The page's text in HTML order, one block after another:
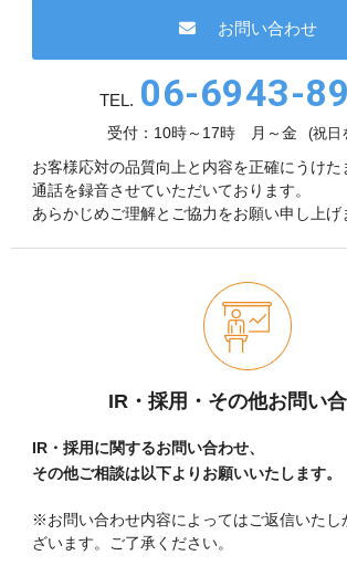
お問い合わせ
TEL. 06-6943-
受付：10時～17時 月～金 (祝日
お客様応対の品質向上と内容を正確にうけた
通話を録音させていただいております。
あらかじめご理解とご協力をお願い申し上げ
IR・採用・その他お問い
IR・採用に関するお問い合わせ、
その他ご相談は以下よりお願いいたします。
※お問い合わせ内容によってはご返信いたし
ざいます。ご了承ください。